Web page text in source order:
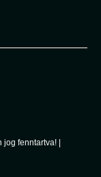
fenntartva! |